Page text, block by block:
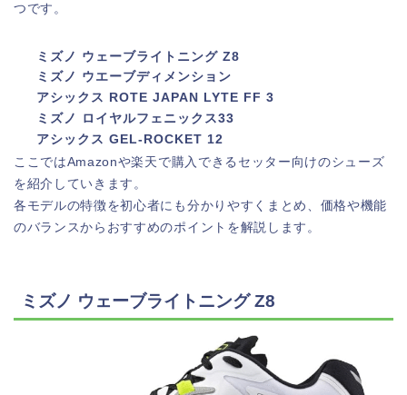
つです。
ミズノ ウェーブライトニング Z8
ミズノ ウエーブディメンション
アシックス ROTE JAPAN LYTE FF 3
ミズノ ロイヤルフェニックス33
アシックス GEL‑ROCKET 12
ここではAmazonや楽天で購入できるセッター向けのシューズ
を紹介していきます。
各モデルの特徴を初心者にも分かりやすくまとめ、価格や機能
のバランスからおすすめのポイントを解説します。
ミズノ ウェーブライトニング Z8